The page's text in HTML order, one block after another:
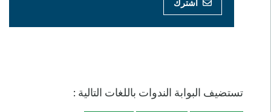
اشترك
تستضيف البوابة الندوات باللغات التالية :